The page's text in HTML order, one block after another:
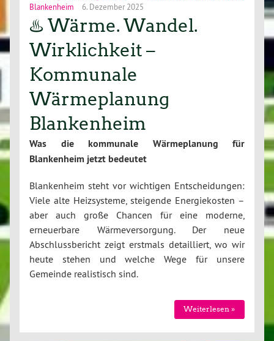
Blankenheim
6. Dezember 2025
♨️ Wärme. Wandel.
Wirklichkeit –
Kommunale
Wärmeplanung
Blankenheim
Was die kommunale Wärmeplanung für
Blankenheim jetzt bedeutet
Blankenheim steht vor wichtigen Entscheidungen:
Viele alte Heizsysteme, steigende Energiekosten –
aber auch große Chancen für eine moderne,
erneuerbare Wärmeversorgung. Der neue
Abschlussbericht zeigt erstmals detailliert, wo wir
heute stehen und welche Wege für unsere
Gemeinde realistisch sind.
Weiterlesen »